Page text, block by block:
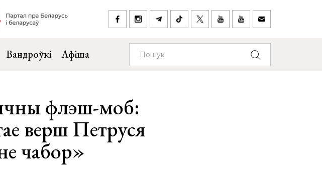
Вандроўкі Афіша
флэш-моб:
верш Петруся
чабор»